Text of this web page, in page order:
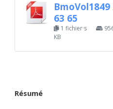
BmoVol1849
63 65
1 fichier·s
KB
Résumé